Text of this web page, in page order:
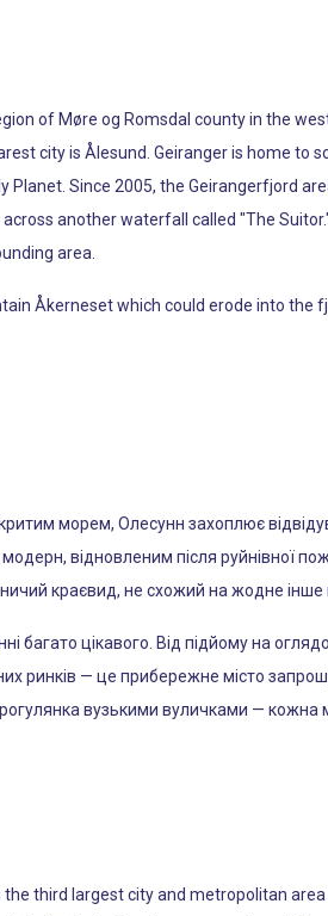
of Møre og Romsdal county in the
city is Ålesund. Geiranger is home to
Since 2005, the Geirangerfjord
another waterfall called "The
area.
Åkerneset which could erode into the
морем, Олесунн захоплює
відновленим після руйнівної
краєвид, не схожий на жодне інше
багато цікавого. Від підйому на
ринків — це прибережне місто
вузькими вуличками — кожна
the third largest city and metropolitan